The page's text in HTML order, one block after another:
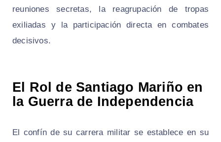
reuniones secretas, la reagrupación de tropas
exiliadas y la participación directa en combates
decisivos.
El Rol de Santiago Mariño en
la Guerra de Independencia
El confín de su carrera militar se establece en su